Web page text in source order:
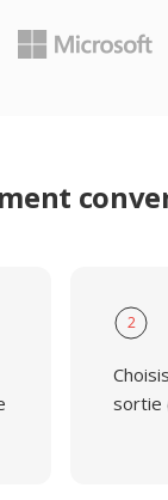
2
sortie